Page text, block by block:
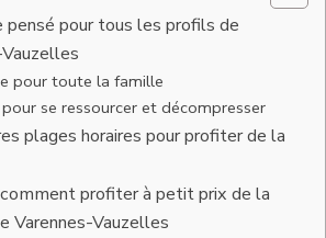
pensé pour tous les profils de
pour toute la famille
se ressourcer et décompresser
plages horaires pour profiter de la
profiter à petit prix de la
Varennes-Vauzelles